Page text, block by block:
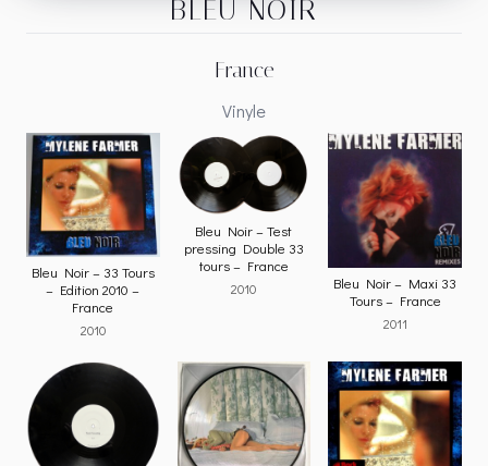
BLEU NOIR
France
Vinyle
Bleu Noir – 33 Tours
– Edition 2010 –
France
2010
Bleu Noir – Test
pressing Double 33
tours – France
2010
Bleu Noir – Maxi 33
Tours – France
2011